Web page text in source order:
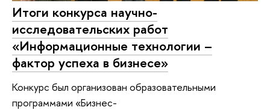
Итоги конкурса научно-
исследовательских работ
«Информационные технологии –
фактор успеха в бизнесе»
Конкурс был организован образовательными
программами «Бизнес-